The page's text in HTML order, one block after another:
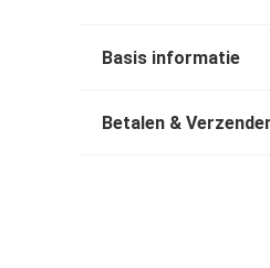
Basis informatie
Betalen &